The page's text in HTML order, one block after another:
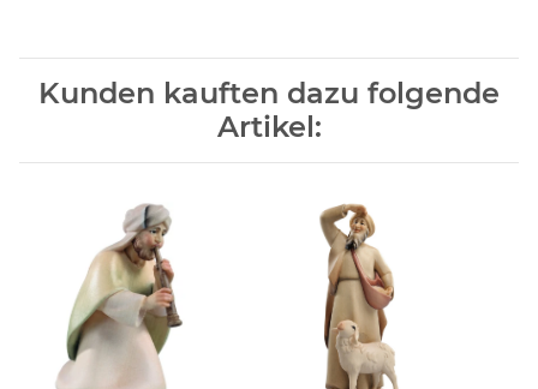
Kunden kauften dazu folgende
Artikel: